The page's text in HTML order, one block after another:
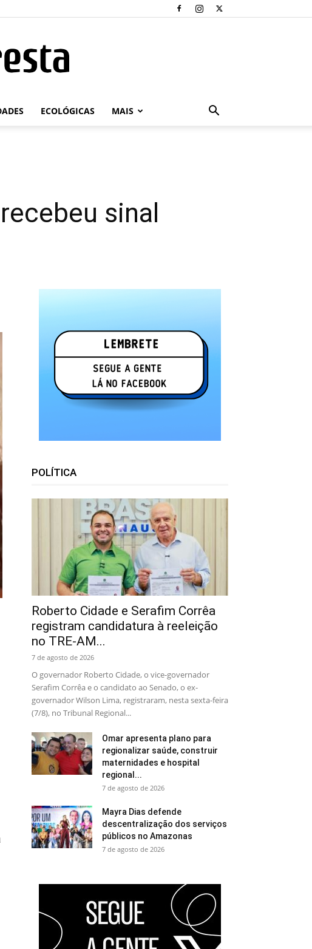
ECOLÓGICAS MAIS
sinal
POLÍTICA
Roberto Cidade e Serafim Corrêa
registram candidatura à reeleição
no TRE-AM...
7 de agosto de 2026
O governador Roberto Cidade, o vice-governador
Serafim Corrêa e o candidato ao Senado, o ex-
governador Wilson Lima, registraram, nesta sexta-feira
(7/8), no Tribunal Regional...
Omar apresenta plano para
regionalizar saúde, construir
maternidades e hospital
regional...
7 de agosto de 2026
Mayra Dias defende
descentralização dos serviços
públicos no Amazonas
7 de agosto de 2026